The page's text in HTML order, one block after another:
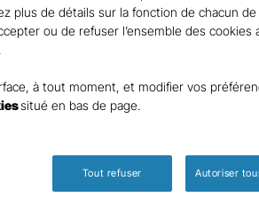
DE DEVIS
questionnaire afin que
finaliser l’étude précise de
APT
plus de détails sur la fonction de chacun
ou de refuser l’ensemble des cookies
à tout moment, et modifier vos
situé en bas de page.
Tout refuser Autoriser